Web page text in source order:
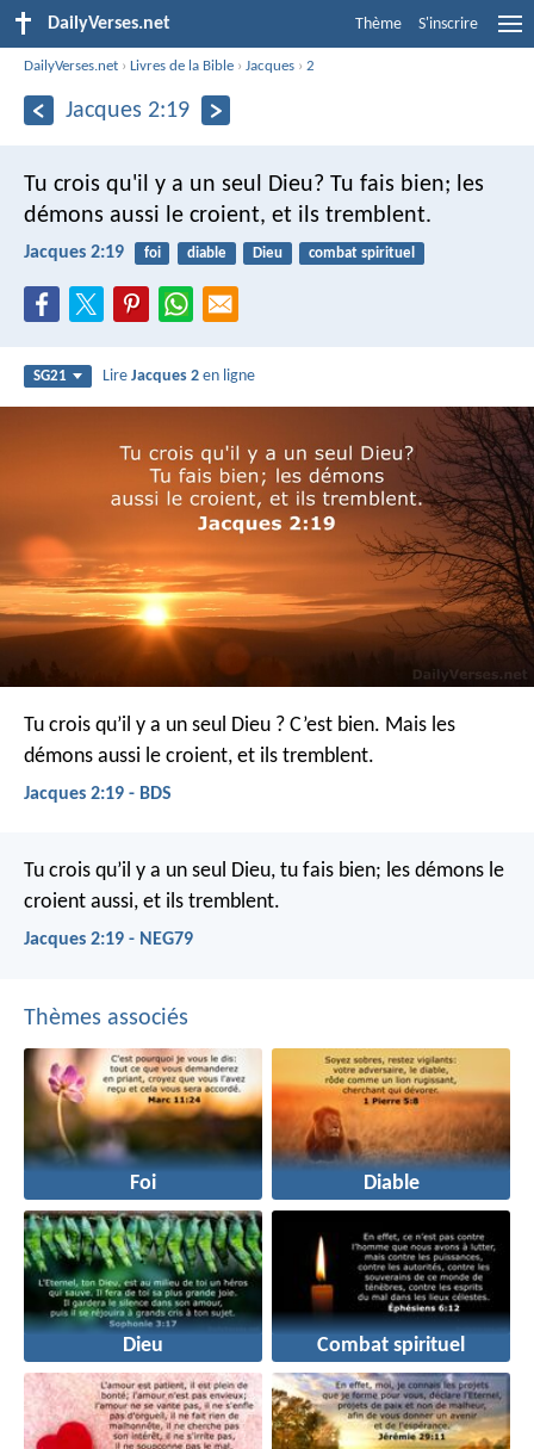
DailyVerses.net Thème S'inscrire
DailyVerses.net ›Livres de la Bible ›Jacques ›2
Jacques 2:19
Tu crois qu'il y a un seul Dieu? Tu fais bien; les
démons aussi le croient, et ils tremblent.
Jacques 2:19 foi diable Dieu combat spirituel
SG21 LireJacques 2 en ligne
Tu crois qu’il y a un seul Dieu ? C’est bien. Mais les
démons aussi le croient, et ils tremblent.
Jacques 2:19 - BDS
Tu crois qu’il y a un seul Dieu, tu fais bien; les démons le
croient aussi, et ils tremblent.
Jacques 2:19 - NEG79
Thèmes associés
Foi Diable
Dieu Combat spirituel